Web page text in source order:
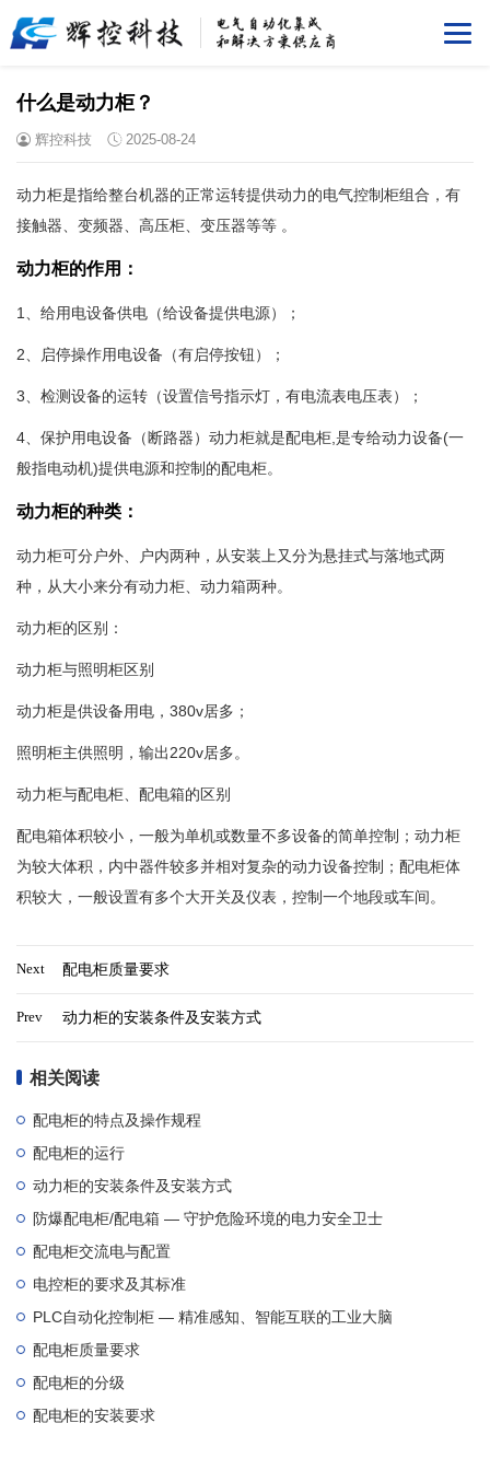
什么是动力柜？
辉控科技 2025-08-24
动力柜是指给整台机器的正常运转提供动力的电气控制柜组合，有
接触器、变频器、高压柜、变压器等等 。
动力柜的作用：
1、给用电设备供电（给设备提供电源）；
2、启停操作用电设备（有启停按钮）；
3、检测设备的运转（设置信号指示灯，有电流表电压表）；
4、保护用电设备（断路器）动力柜就是配电柜,是专给动力设备(一
般指电动机)提供电源和控制的配电柜。
动力柜的种类：
动力柜可分户外、户内两种，从安装上又分为悬挂式与落地式两
种，从大小来分有动力柜、动力箱两种。
动力柜的区别：
动力柜与照明柜区别
动力柜是供设备用电，380v居多；
照明柜主供照明，输出220v居多。
动力柜与配电柜、配电箱的区别
配电箱体积较小，一般为单机或数量不多设备的简单控制；动力柜
为较大体积，内中器件较多并相对复杂的动力设备控制；配电柜体
积较大，一般设置有多个大开关及仪表，控制一个地段或车间。
Next 配电柜质量要求
Prev 动力柜的安装条件及安装方式
相关阅读
配电柜的特点及操作规程
配电柜的运行
动力柜的安装条件及安装方式
防爆配电柜/配电箱 — 守护危险环境的电力安全卫士
配电柜交流电与配置
电控柜的要求及其标准
PLC自动化控制柜 — 精准感知、智能互联的工业大脑
配电柜质量要求
配电柜的分级
配电柜的安装要求